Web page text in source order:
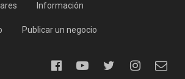
Información
Publicar un negocio